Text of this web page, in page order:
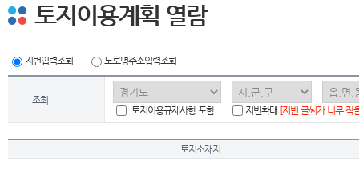
토지이용계획 열람
지번입력조회 도로명주소입력조회
조회
토지이용규제사항 포함
지번확대 [지번 글씨가 너무 작
토지소재지